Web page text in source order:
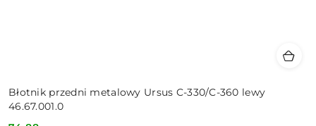
Błotnik przedni metalowy Ursus C-330/C-360 lewy
46.67.001.0